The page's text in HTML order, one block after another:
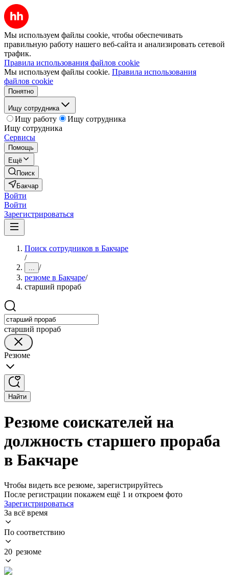
Мы используем файлы cookie, чтобы обеспечивать
правильную работу нашего веб-сайта и анализировать сетевой
трафик.
Правила использования файлов cookie
Мы используем файлы cookie. Правила использования
файлов cookie
Понятно
Ищу сотрудника
Ищу работу
Ищу сотрудника
Ищу сотрудника
Сервисы
Помощь
Ещё
Поиск
Бакчар
Войти
Войти
Зарегистрироваться
Поиск сотрудников в Бакчаре
/
... /
резюме в Бакчаре/
старший прораб
старший прораб
Резюме
Найти
Резюме соискателей на
должность старшего прораба
в Бакчаре
Чтобы видеть все резюме, зарегистрируйтесь
После регистрации покажем ещё 1 и откроем фото
Зарегистрироваться
За всё время
По соответствию
20 резюме